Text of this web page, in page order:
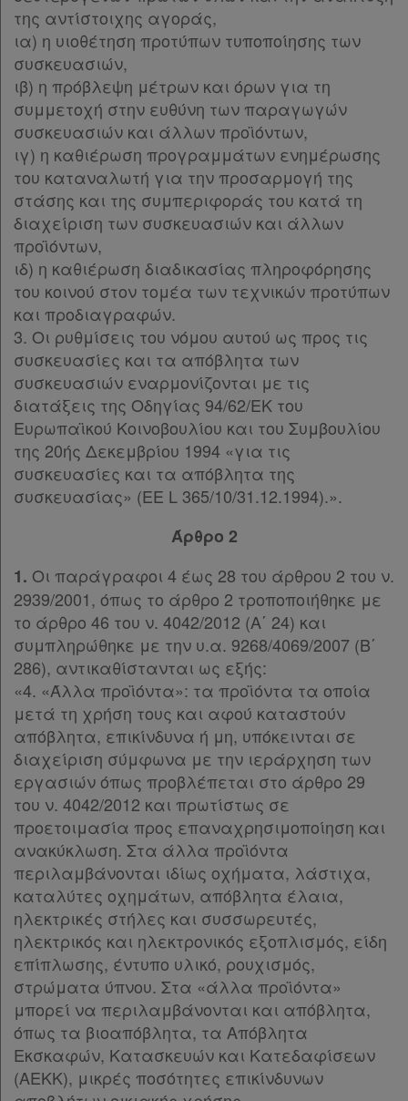
Χρήσιμα
Assistant
Νομολογία
Kodiko
Forum
Αναζήτηση
Κ.Α.Δ.
Διακρατικές
Συμφωνίες
Ελλάδας
Πληροφορίες
Επικοινωνία
Όροι
χρήσης
Πολιτική
απορρήτου
και
cookies
Απόκτηση
Συνδρομής
Ατομική
συνδρομή
Ομαδικά
πακέτα
της αντίστοιχης αγοράς,
ια) η υιοθέτηση προτύπων τυποποίησης των
συσκευασιών,
ιβ) η πρόβλεψη μέτρων και όρων για τη
συμμετοχή στην ευθύνη των παραγωγών
συσκευασιών και άλλων προϊόντων,
ιγ) η καθιέρωση προγραμμάτων ενημέρωσης
του καταναλωτή για την προσαρμογή της
στάσης και της συμπεριφοράς του κατά τη
διαχείριση των συσκευασιών και άλλων
προϊόντων,
ιδ) η καθιέρωση διαδικασίας πληροφόρησης
του κοινού στον τομέα των τεχνικών προτύπων
και προδιαγραφών.
3. Οι ρυθμίσεις του νόμου αυτού ως προς τις
συσκευασίες και τα απόβλητα των
συσκευασιών εναρμονίζονται με τις
διατάξεις της Οδηγίας 94/62/ΕΚ του
Ευρωπαϊκού Κοινοβουλίου και του Συμβουλίου
της 20ής Δεκεμβρίου 1994 «για τις
συσκευασίες και τα απόβλητα της
συσκευασίας» (EE L 365/10/31.12.1994).».
Άρθρο 2
1. Οι παράγραφοι 4 έως 28 του άρθρου 2 του ν.
2939/2001, όπως το άρθρο 2 τροποποιήθηκε με
το άρθρο 46 του ν. 4042/2012 (Α΄ 24) και
συμπληρώθηκε με την υ.α. 9268/4069/2007 (Β΄
286), αντικαθίστανται ως εξής:
«4. «Άλλα προϊόντα»: τα προϊόντα τα οποία
μετά τη χρήση τους και αφού καταστούν
απόβλητα, επικίνδυνα ή μη, υπόκεινται σε
διαχείριση σύμφωνα με την ιεράρχηση των
εργασιών όπως προβλέπεται στο άρθρο 29
του ν. 4042/2012 και πρωτίστως σε
προετοιμασία προς επαναχρησιμοποίηση και
ανακύκλωση. Στα άλλα προϊόντα
περιλαμβάνονται ιδίως οχήματα, λάστιχα,
καταλύτες οχημάτων, απόβλητα έλαια,
ηλεκτρικές στήλες και συσσωρευτές,
ηλεκτρικός και ηλεκτρονικός εξοπλισμός, είδη
επίπλωσης, έντυπο υλικό, ρουχισμός,
στρώματα ύπνου. Στα «άλλα προϊόντα»
μπορεί να περιλαμβάνονται και απόβλητα,
όπως τα βιοαπόβλητα, τα Απόβλητα
Εκσκαφών, Κατασκευών και Κατεδαφίσεων
(ΑΕΚΚ), μικρές ποσότητες επικίνδυνων